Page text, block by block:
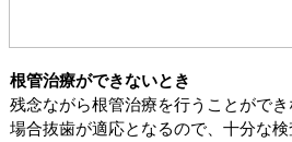
根管治療ができないとき
残念ながら根管治療を行うことがで
場合抜歯が適応となるので、十分な